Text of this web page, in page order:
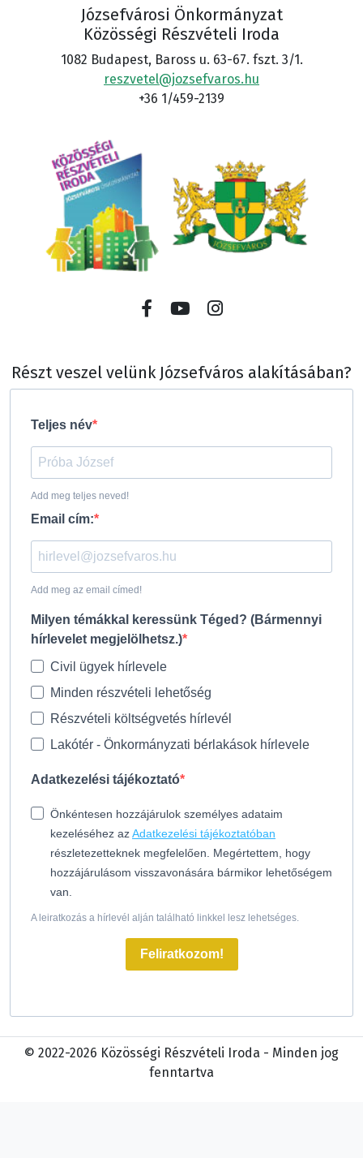
Józsefvárosi Önkormányzat
Közösségi Részvételi Iroda
1082 Budapest, Baross u. 63-67. fszt. 3/1.
reszvetel@jozsefvaros.hu
+36 1/459-2139
Részt veszel velünk Józsefváros alakításában?
Teljes név
Add meg teljes neved!
Email cím:
Add meg az email címed!
Milyen témákkal keressünk Téged? (Bármennyi
hírlevelet megjelölhetsz.)
Civil ügyek hírlevele
Minden részvételi lehetőség
Részvételi költségvetés hírlevél
Lakótér - Önkormányzati bérlakások hírlevele
Adatkezelési tájékoztató
Önkéntesen hozzájárulok személyes adataim
kezeléséhez azAdatkezelési tájékoztatóban
részletezetteknek megfelelően. Megértettem, hogy
hozzájárulásom visszavonására bármikor lehetőségem
van.
A leiratkozás a hírlevél alján található linkkel lesz lehetséges.
Feliratkozom!
© 2022-2026 Közösségi Részvételi Iroda - Minden jog
fenntartva